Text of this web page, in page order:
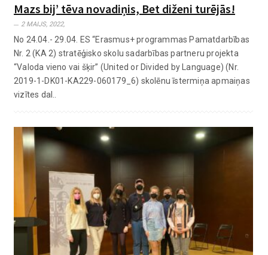
Mazs bij’ tēva novadiņis, Bet diženi turējās!
2 MAIJS, 2022,
No 24.04.- 29.04. ES “Erasmus+ programmas Pamatdarbības
Nr. 2 (KA 2) stratēģisko skolu sadarbības partneru projekta
“Valoda vieno vai šķir” (United or Divided by Language) (Nr.
2019-1-DK01-KA229-060179_6) skolēnu īstermiņa apmaiņas
vizītes dal..